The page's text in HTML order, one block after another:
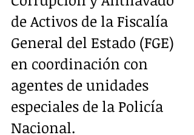
de Activos de la Fiscalía
General del Estado (FGE)
en coordinación con
agentes de unidades
especiales de la Policía
Nacional.